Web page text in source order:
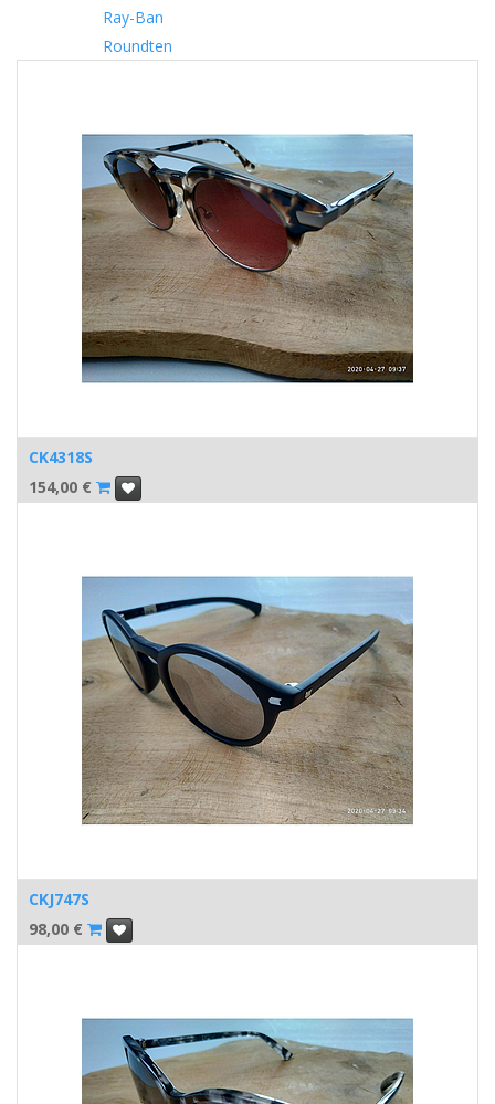
Ray-Ban
Roundten
CK4318S
154,00 €
CKJ747S
98,00 €